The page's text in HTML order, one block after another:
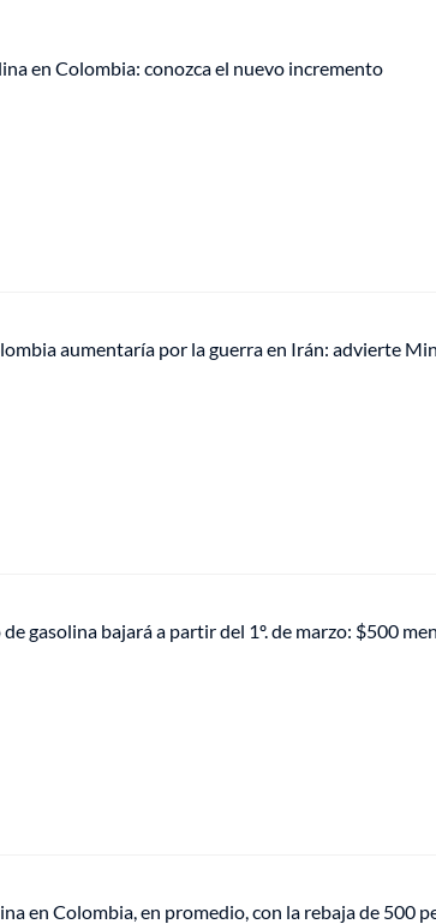
en Colombia: conozca el nuevo incremento
aumentaría por la guerra en Irán: advierte
gasolina bajará a partir del 1º. de marzo: $500
en Colombia, en promedio, con la rebaja de 500